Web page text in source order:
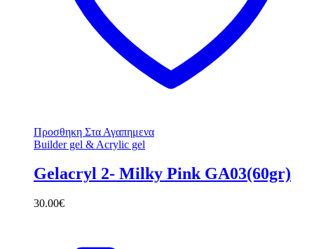
Προσθηκη Στα Αγαπημενα
Builder gel & Acrylic gel
Gelacryl 2- Milky Pink GA03(60gr)
30.00€